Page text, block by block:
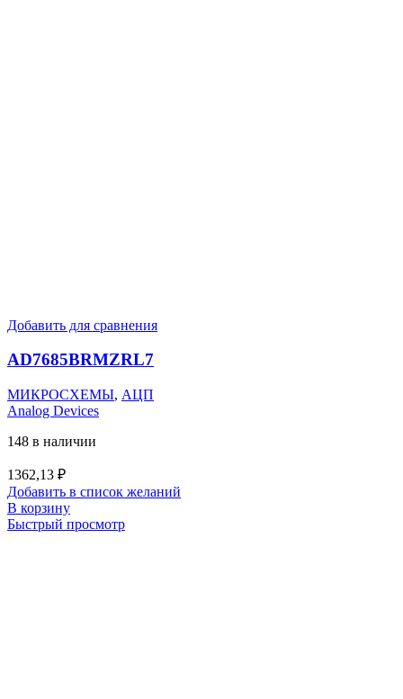
Добавить для сравнения
AD7685BRMZRL7
МИКРОСХЕМЫ, АЦП
Analog Devices
148 в наличии
1362,13 ₽
Добавить в список желаний
В корзину
Быстрый просмотр